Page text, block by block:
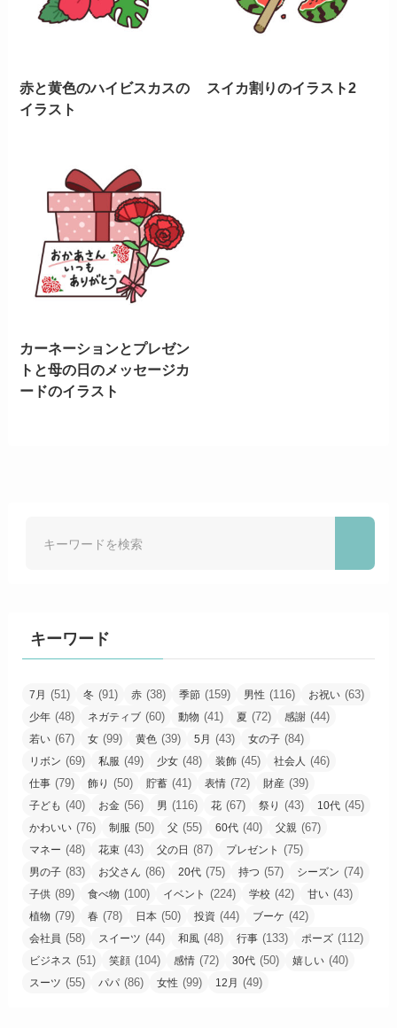
赤と黄色のハイビスカスの
イラスト
スイカ割りのイラスト2
カーネーションとプレゼン
トと母の日のメッセージカ
ードのイラスト
キーワード
7月 (51) 冬 (91) 赤 (38) 季節 (159) 男性 (116) お祝い (63)
少年 (48) ネガティブ (60) 動物 (41) 夏 (72) 感謝 (44)
若い (67) 女 (99) 黄色 (39) 5月 (43) 女の子 (84)
リボン (69) 私服 (49) 少女 (48) 装飾 (45) 社会人 (46)
仕事 (79) 飾り (50) 貯蓄 (41) 表情 (72) 財産 (39)
子ども (40) お金 (56) 男 (116) 花 (67) 祭り (43) 10代 (45)
かわいい (76) 制服 (50) 父 (55) 60代 (40) 父親 (67)
マネー (48) 花束 (43) 父の日 (87) プレゼント (75)
男の子 (83) お父さん (86) 20代 (75) 持つ (57) シーズン (74)
子供 (89) 食べ物 (100) イベント (224) 学校 (42) 甘い (43)
植物 (79) 春 (78) 日本 (50) 投資 (44) ブーケ (42)
会社員 (58) スイーツ (44) 和風 (48) 行事 (133) ポーズ (112)
ビジネス (51) 笑顔 (104) 感情 (72) 30代 (50) 嬉しい (40)
スーツ (55) パパ (86) 女性 (99) 12月 (49)